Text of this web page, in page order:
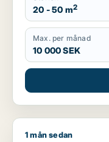
20 - 50 m2
Max. per månad
10 000 SEK
Osama söker
1 mån sedan